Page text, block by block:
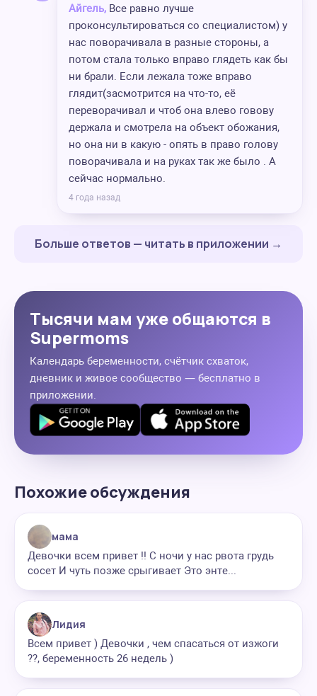
Айгель, Все равно лучше
проконсультироваться со специалистом) у
нас поворачивала в разные стороны, а
потом стала только вправо глядеть как бы
ни брали. Если лежала тоже вправо
глядит(засмотрится на что-то, её
переворачивал и чтоб она влево говову
держала и смотрела на объект обожания,
но она ни в какую - опять в право голову
поворачивала и на руках так же было . А
сейчас нормально.
4 года назад
Больше ответов — читать в приложении →
Тысячи мам уже общаются в
Supermoms
Календарь беременности, счётчик схваток,
дневник и живое сообщество — бесплатно в
приложении.
Похожие обсуждения
мама
Девочки всем привет !! С ночи у нас рвота грудь
сосет И чуть позже срыгивает Это энте...
Лидия
Всем привет ) Девочки , чем спасаться от изжоги
??, беременность 26 недель )